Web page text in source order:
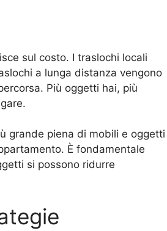
sul costo. I traslochi locali
a lunga distanza vengono
Più oggetti hai, più
grande piena di mobili e oggetti
È fondamentale
si possono ridurre